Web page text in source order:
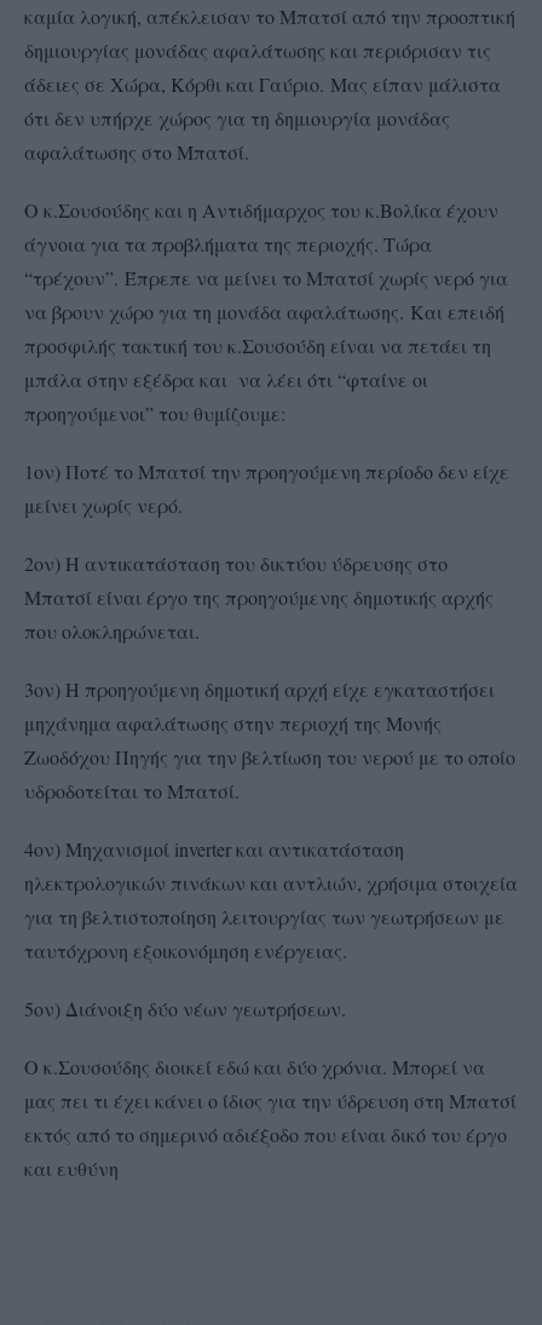
καμία λογική, απέκλεισαν το Μπατσί από την προοπτική
δημιουργίας μονάδας αφαλάτωσης και περιόρισαν τις
άδειες σε Χώρα, Κόρθι και Γαύριο. Μας είπαν μάλιστα
ότι δεν υπήρχε χώρος για τη δημιουργία μονάδας
αφαλάτωσης στο Μπατσί.
Ο κ.Σουσούδης και η Αντιδήμαρχος του κ.Βολίκα έχουν
άγνοια για τα προβλήματα της περιοχής. Τώρα
“τρέχουν”. Έπρεπε να μείνει το Μπατσί χωρίς νερό για
να βρουν χώρο για τη μονάδα αφαλάτωσης. Και επειδή
προσφιλής τακτική του κ.Σουσούδη είναι να πετάει τη
μπάλα στην εξέδρα και να λέει ότι “φταίνε οι
προηγούμενοι” του θυμίζουμε:
1ον) Ποτέ το Μπατσί την προηγούμενη περίοδο δεν είχε
μείνει χωρίς νερό.
2ον) Η αντικατάσταση του δικτύου ύδρευσης στο
Μπατσί είναι έργο της προηγούμενης δημοτικής αρχής
που ολοκληρώνεται.
3ον) Η προηγούμενη δημοτική αρχή είχε εγκαταστήσει
μηχάνημα αφαλάτωσης στην περιοχή της Μονής
Ζωοδόχου Πηγής για την βελτίωση του νερού με το οποίο
υδροδοτείται το Μπατσί.
4ον) Μηχανισμοί inverter και αντικατάσταση
ηλεκτρολογικών πινάκων και αντλιών, χρήσιμα στοιχεία
για τη βελτιστοποίηση λειτουργίας των γεωτρήσεων με
ταυτόχρονη εξοικονόμηση ενέργειας.
5ον) Διάνοιξη δύο νέων γεωτρήσεων.
Ο κ.Σουσούδης διοικεί εδώ και δύο χρόνια. Μπορεί να
μας πει τι έχει κάνει ο ίδιος για την ύδρευση στη Μπατσί
εκτός από το σημερινό αδιέξοδο που είναι δικό του έργο
και ευθύνη